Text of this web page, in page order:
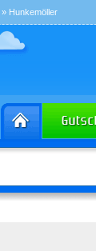
» Hunkemöller